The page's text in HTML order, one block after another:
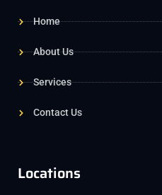
Home
About Us
Services
Contact Us
Locations